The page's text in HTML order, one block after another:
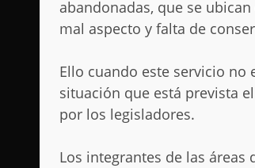
abandonadas, que se
mal aspecto y falta de
Ello cuando este servicio
situación que está prevista
por los legisladores.
Los integrantes de las